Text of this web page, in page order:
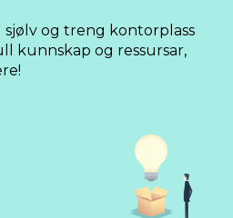
og treng kontorplass
kunnskap og ressursar,